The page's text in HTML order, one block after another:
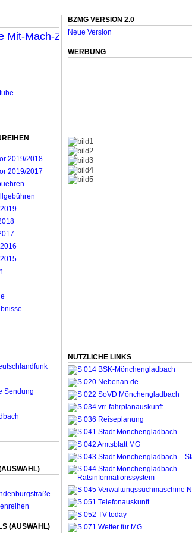
Mach-Zeitung für Mönchengladbach
(AUSWAHL)
BZMG VERSION 2.0
Neue Version
WERBUNG
NÜTZLICHE LINKS